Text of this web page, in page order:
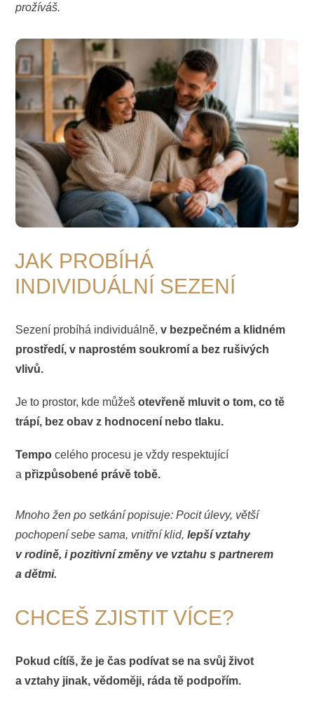
prožíváš.
JAK PROBÍHÁ
INDIVIDUÁLNÍ SEZENÍ
Sezení probíhá individuálně, v bezpečném a klidném
prostředí, v naprostém soukromí a bez rušivých
vlivů.
Je to prostor, kde můžešotevřeně mluvit o tom, co tě
trápí, bez obav z hodnocení nebo tlaku.
Tempo celého procesu je vždy respektující
a přizpůsobené právě tobě.
Mnoho žen po setkání popisuje: Pocit úlevy, větší
pochopení sebe sama, vnitřní klid,lepší vztahy
v rodině, i pozitivní změny ve vztahu s partnerem
a dětmi.
CHCEŠ ZJISTIT VÍCE?
Pokud cítíš, že je čas podívat se na svůj život
a vztahy jinak, vědoměji, ráda tě podpořím.